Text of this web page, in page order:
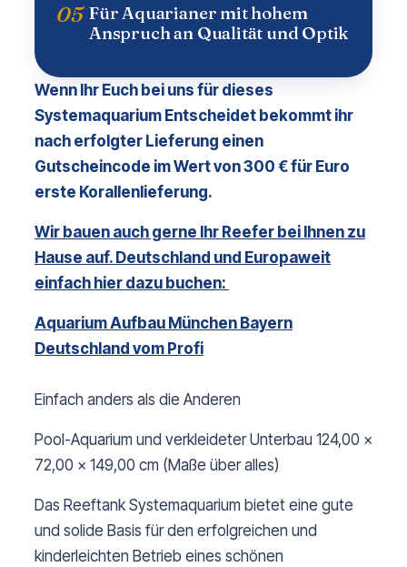
05 Für Aquarianer mit hohem
Anspruch an Qualität und Optik
Wenn Ihr Euch bei uns für dieses
Systemaquarium Entscheidet bekommt ihr
nach erfolgter Lieferung einen
Gutscheincode im Wert von 300 € für Euro
erste Korallenlieferung.
Wir bauen auch gerne Ihr Reefer bei Ihnen zu
Hause auf. Deutschland und Europaweit
einfach hier dazu buchen:
Aquarium Aufbau München Bayern
Deutschland vom Profi
Einfach anders als die Anderen
Pool-Aquarium und verkleideter Unterbau 124,00 x
72,00 x 149,00 cm (Maße über alles)
Das Reeftank Systemaquarium bietet eine gute
und solide Basis für den erfolgreichen und
kinderleichten Betrieb eines schönen